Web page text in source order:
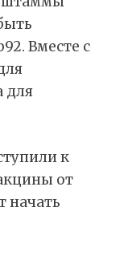
Вместе с
для
к
от
начать